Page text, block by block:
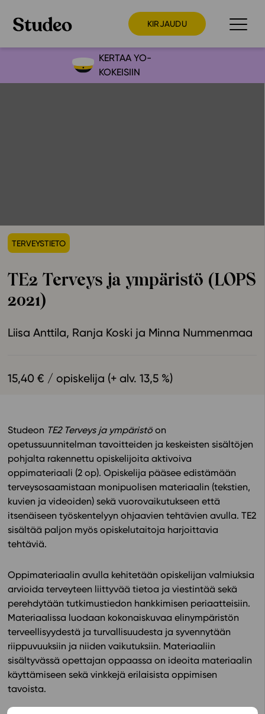
KIRJAUDU
Preppaaja
Yläkoulu
Lukio
Ominaisuudet
Tapahtumakalenteri
Yhteisö
Ohjevideot
Tietoa meistä
Eettiset periaatteet tekoälyn käyttöön
Tilaa uutiskirje
Ota yhteyttä
KERTAA YO-
KOKEISIIN
TERVEYSTIETO
TE2 Terveys ja ympäristö (LOPS
2021)
Liisa Anttila Ranja Koski Minna Nummenmaa
15,40 € / opiskelija (+ alv. 13,5 %)
Studeon TE2 Terveys ja ympäristö on
opetussuunnitelman tavoitteiden ja keskeisten sisältöjen
pohjalta rakennettu opiskelijoita aktivoiva
oppimateriaali (2 op).Opiskelija pääsee edistämään
terveysosaamistaan monipuolisen materiaalin (tekstien,
kuvien ja videoiden) sekä vuorovaikutukseen että
itsenäiseen työskentelyyn ohjaavien tehtävien avulla. TE2
sisältää paljon myös opiskelutaitoja harjoittavia
tehtäviä.
Oppimateriaalin avulla kehitetään opiskelijan valmiuksia
arvioida terveyteen liittyvää tietoa ja viestintää sekä
perehdytään tutkimustiedon hankkimisen periaatteisiin.
Materiaalissa luodaan kokonaiskuvaa elinympäristön
terveellisyydestä ja turvallisuudesta ja syvennytään
riippuvuuksiin ja niiden vaikutuksiin. Materiaaliin
sisältyvässä opettajan oppaassa on ideoita materiaalin
käyttämiseen sekä vinkkejä erilaisista oppimisen
tavoista.